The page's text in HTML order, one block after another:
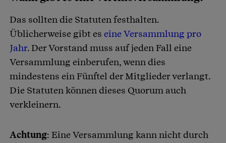
Das sollten die Statuten festhalten.
Üblicherweise gibt es eine Versammlung pro
Jahr. Der Vorstand muss auf jeden Fall eine
Versammlung einberufen, wenn dies
mindestens ein Fünftel der Mitglieder verlangt.
Die Statuten können dieses Quorum auch
verkleinern.
Achtung: Eine Versammlung kann nicht durch